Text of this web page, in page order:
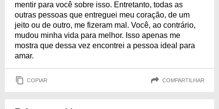
mentir para você sobre isso. Entretanto, todas as
outras pessoas que entreguei meu coração, de um
jeito ou de outro, me fizeram mal. Você, ao contrário,
mudou minha vida para melhor. Isso apenas me
mostra que dessa vez encontrei a pessoa ideal para
amar.
COPIAR COMPARTILHAR